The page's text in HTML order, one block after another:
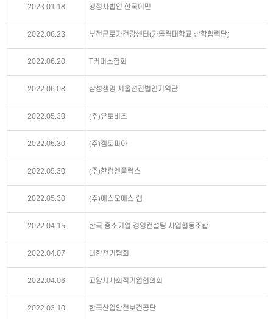
2023.01.18 행정사법인 한국이민
2022.06.23 부천근로자건강센터(가톨릭대학교 산학협력단)
2022.06.20 T커머스협회
2022.06.08 삼성생명 서울선진법인지역단
2022.05.30 (주)유토비즈
2022.05.30 (주)켐토피아
2022.05.30 (주)한컴엔플럭스
2022.05.30 (주)에스오에스 랩
2022.04.15 한국 중소기업 경영컨설팅 사업협동조합
2022.04.07 대한전기협회
2022.04.06 고양시사회적기업협의회
2022.03.10 한국산업안전보건공단